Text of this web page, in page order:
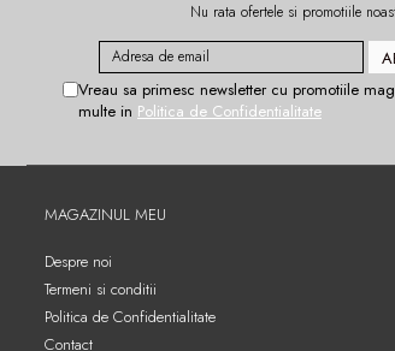
Nu rata ofertele si promotiile
Vreau sa primesc newsletter cu promotiile
multe in Politica de Confidentialitate
MAGAZINUL MEU
Despre noi
Termeni si conditii
Politica de Confidentialitate
Contact